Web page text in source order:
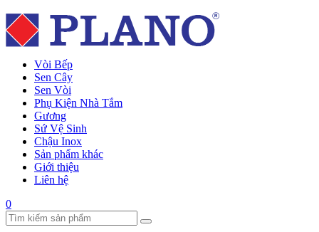
Vòi Bếp
Sen Cây
Sen Vòi
Phụ Kiện Nhà Tắm
Gương
Sứ Vệ Sinh
Chậu Inox
Sản phẩm khác
Giới thiệu
Liên hệ
0